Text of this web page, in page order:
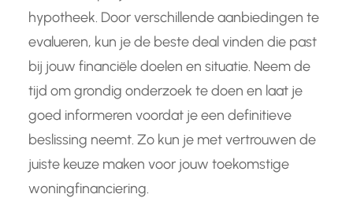
hypotheek. Door verschillende aanbiedingen te
evalueren, kun je de beste deal vinden die past
bij jouw financiële doelen en situatie. Neem de
tijd om grondig onderzoek te doen en laat je
goed informeren voordat je een definitieve
beslissing neemt. Zo kun je met vertrouwen de
juiste keuze maken voor jouw toekomstige
woningfinanciering.